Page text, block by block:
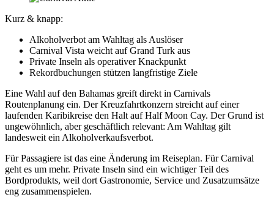
Kurz & knapp:
Alkoholverbot am Wahltag als Auslöser
Carnival Vista weicht auf Grand Turk aus
Private Inseln als operativer Knackpunkt
Rekordbuchungen stützen langfristige Ziele
Eine Wahl auf den Bahamas greift direkt in Carnivals
Routenplanung ein. Der Kreuzfahrtkonzern streicht auf einer
laufenden Karibikreise den Halt auf Half Moon Cay. Der Grund ist
ungewöhnlich, aber geschäftlich relevant: Am Wahltag gilt
landesweit ein Alkoholverkaufsverbot.
Für Passagiere ist das eine Änderung im Reiseplan. Für Carnival
geht es um mehr. Private Inseln sind ein wichtiger Teil des
Bordprodukts, weil dort Gastronomie, Service und Zusatzumsätze
eng zusammenspielen.